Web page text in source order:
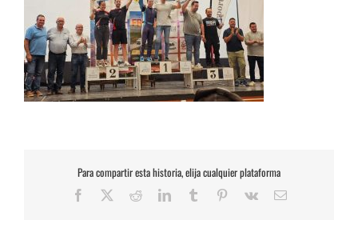
Para compartir esta historia, elija cualquier plataforma
Facebook RedditLinkedInTumblr Pinterest
Vk
Correo